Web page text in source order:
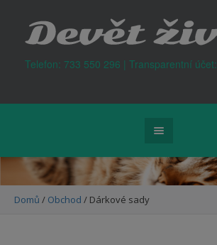
Telefon: 733 550 296 | Transparentní účet:
Domů / Obchod / Dárkové sady